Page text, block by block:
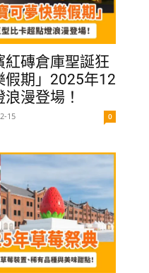
紅磚倉庫聖誕狂
假期」2025年12
漫登場！
15 0